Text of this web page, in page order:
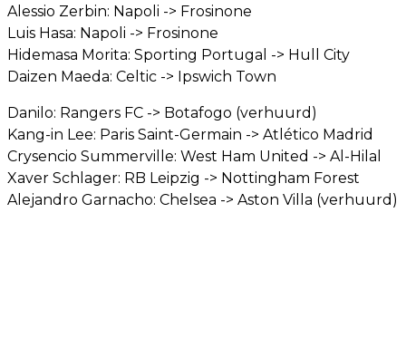
Alessio Zerbin: Napoli -> Frosinone
Luis Hasa: Napoli -> Frosinone
Hidemasa Morita: Sporting Portugal -> Hull City
Daizen Maeda: Celtic -> Ipswich Town
Danilo: Rangers FC -> Botafogo (verhuurd)
Kang-in Lee: Paris Saint-Germain -> Atlético Madrid
Crysencio Summerville: West Ham United -> Al-Hilal
Xaver Schlager: RB Leipzig -> Nottingham Forest
Alejandro Garnacho: Chelsea -> Aston Villa (verhuurd)